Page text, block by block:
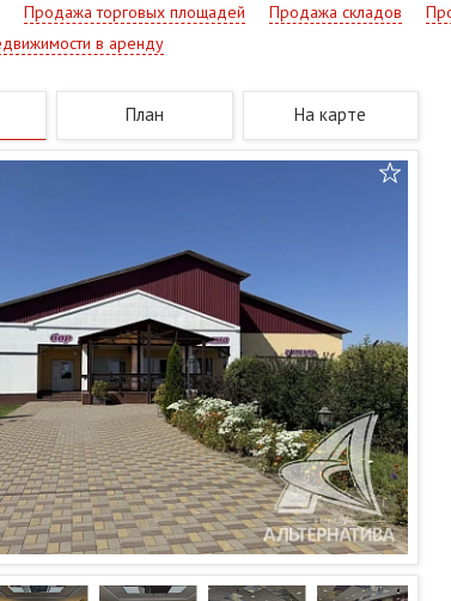
Продажа торговых площадей Продажа складов
в аренду
План На карте